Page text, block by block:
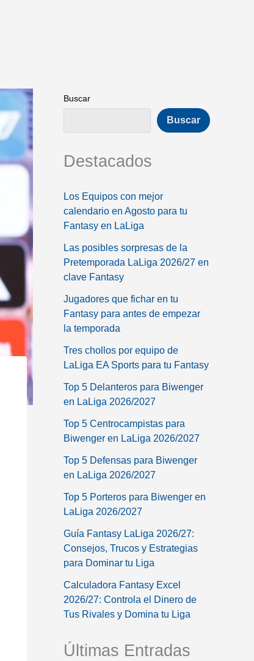
Buscar
Buscar
Destacados
Los Equipos con mejor
calendario en Agosto para tu
Fantasy en LaLiga
Las posibles sorpresas de la
Pretemporada LaLiga 2026/27 en
clave Fantasy
Jugadores que fichar en tu
Fantasy para antes de empezar
la temporada
Tres chollos por equipo de
LaLiga EA Sports para tu Fantasy
Top 5 Delanteros para Biwenger
en LaLiga 2026/2027
Top 5 Centrocampistas para
Biwenger en LaLiga 2026/2027
Top 5 Defensas para Biwenger
en LaLiga 2026/2027
Top 5 Porteros para Biwenger en
LaLiga 2026/2027
Guía Fantasy LaLiga 2026/27:
Consejos, Trucos y Estrategias
para Dominar tu Liga
Calculadora Fantasy Excel
2026/27: Controla el Dinero de
Tus Rivales y Domina tu Liga
Últimas Entradas